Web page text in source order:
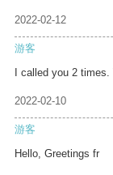
2022-02-12
游客
I called you 2 times.
2022-02-10
游客
Hello, Greetings fr